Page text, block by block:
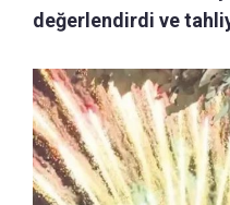
değerlendirdi ve